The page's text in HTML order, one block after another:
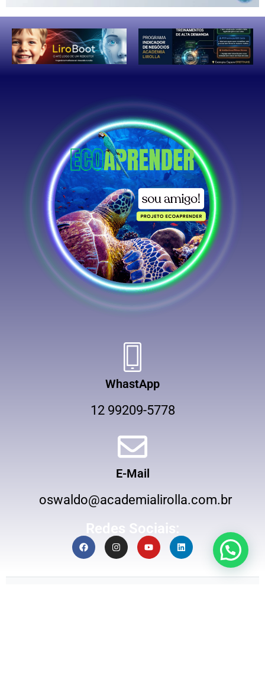
WhastApp
12 99209-5778
E-Mail
oswaldo@academialirolla.com.br
Redes Sociais: